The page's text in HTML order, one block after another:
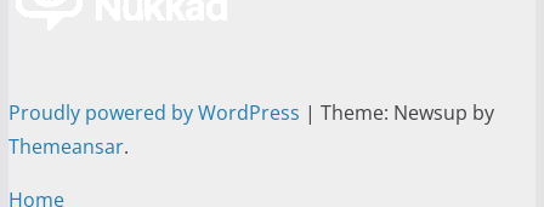
Proudly powered by WordPress | Theme: Newsup by
Themeansar.
Home